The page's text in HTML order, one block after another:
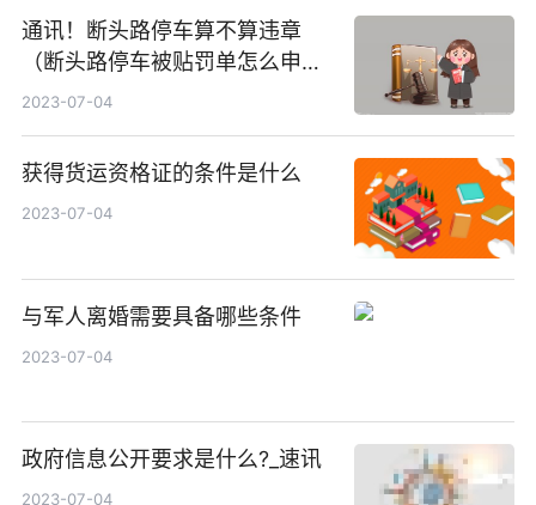
通讯！断头路停车算不算违章
（断头路停车被贴罚单怎么申
诉）
2023-07-04
获得货运资格证的条件是什么
2023-07-04
与军人离婚需要具备哪些条件
2023-07-04
政府信息公开要求是什么?_速讯
2023-07-04